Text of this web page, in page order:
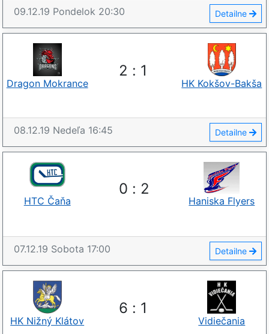
09.12.19 Pondelok 20:30 Detailne
2 : 1
Dragon Mokrance HK Kokšov-Bakša
08.12.19 Nedeľa 16:45 Detailne
0 : 2
HTC Čaňa Haniska Flyers
07.12.19 Sobota 17:00 Detailne
6 : 1
HK Nižný Klátov Vidiečania